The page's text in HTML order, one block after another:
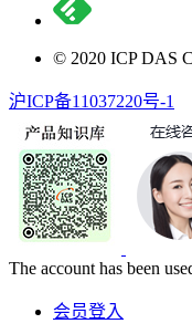
© 2020 ICP DAS
沪ICP备11037220号-1
The account has been
会员登入